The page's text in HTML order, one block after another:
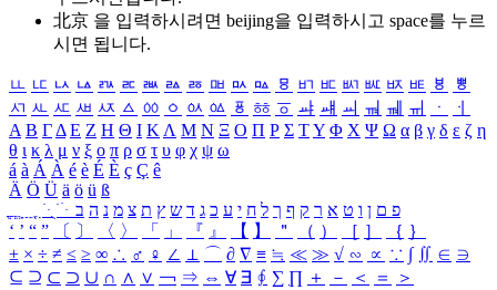
北京 을 입력하시려면 beijing을 입력하시고 space를 누르
시면 됩니다.
ㅥ ㅦ ㅧ ㅨ ㅩ ㅪ ㅫ ㅬ ㅭ ㅮ ㅯ ㅰ ㅱ ㅲ ㅳ ㅴ ㅵ ㅶ ㅷ ㅸ
ㅹ
ㅺ ㅻ ㅼ ㅽ ㅾ ㅿ ㆀ ㆁ ㆂ ㆃ ㆄ ㆅ ㆆ ㆇ ㆈ ㆉ ㆊ ㆋ ㆌ ㆍ
ㆎ
Α Β ΓΔ Ε Ζ Η Θ Ι ΚΛ Μ Ν Ξ Ο Π Ρ Σ ΤΥ Φ Χ Ψ Ω α β γ δ ε ζ η
θ ι κ λ μ ν ξ ο π ρ σ τ υ φ χ ψ ω
á à Á À é è É È ç Ç ê
Ä Ö Ü ä ö ü ß
ִֶֹ ֻּ ׁׂ פ ם ן ו ט א ר ק ף ך ל ח י ע כ ג ד ש ץ ת צ מ נ ה ב
‘ ’ “ ” 〔 〕 〈 〉 「 」 『 』 【 】 ＂ （ ） ［ ］ ｛ ｝
± × ÷ ≠ ≤ ≥ ∞ ∴ ♂ ♀ ∠ ⊥ ⌒ ∂ ∇ ≡ ≒ ≪ ≫ √ ∽ ∝ ∵ ∫ ∬ ∈ ∋
⊆ ⊇ ⊂ ⊃ ∪ ∩ ∧ ∨ ￢ ⇒ ⇔ ∀ ∃ ∮ ∑ ∏ ＋ － ＜ ＝
＞